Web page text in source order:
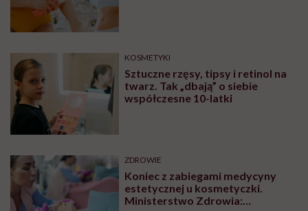
KOSMETYKI
Sztuczne rzęsy, tipsy i retinol na
twarz. Tak „dbają” o siebie
współczesne 10-latki
ZDROWIE
Koniec z zabiegami medycyny
estetycznej u kosmetyczki.
Ministerstwo Zdrowia: